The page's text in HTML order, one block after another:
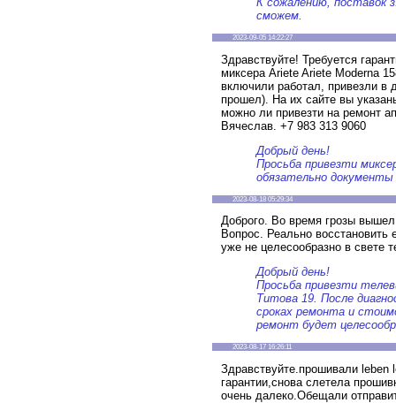
сможем.
2023-09-05 14:22:27
Здравствуйте! Требуется
миксера Ariete Ariete Moderna
включили работал, привезли в
прошел). На их сайте вы
можно ли привезти на ремонт
Вячеслав. +7 983 313 9060
Добрый день!
Просьба привезти
обязательно
2023-08-18 05:29:34
Доброго. Во время грозы
Вопрос. Реально восстановить
уже не целесообразно в свете
Добрый день!
Просьба привезти
Титова 19. После
сроках ремонта и
ремонт будет
2023-08-17 16:26:11
Здравствуйте.прошивали leben
гарантии,снова слетела
очень далеко.Обещали